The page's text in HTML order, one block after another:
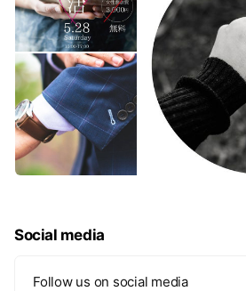
Social media
Follow us on social media